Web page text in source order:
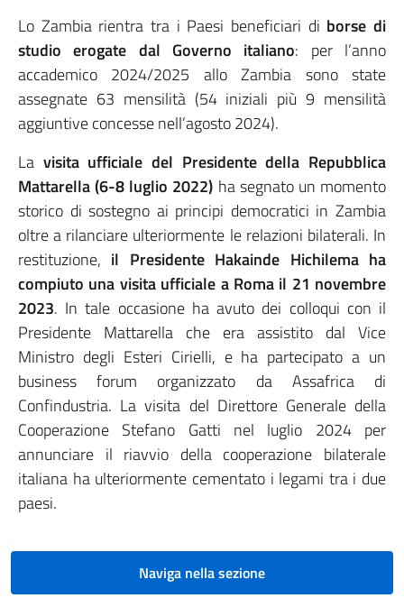
Lo Zambia rientra tra i Paesi beneficiari di borse di
studio erogate dal Governo italiano: per l’anno
accademico 2024/2025 allo Zambia sono state
assegnate 63 mensilità (54 iniziali più 9 mensilità
aggiuntive concesse nell’agosto 2024).
La visita ufficiale del Presidente della Repubblica
Mattarella (6-8 luglio 2022) ha segnato un momento
storico di sostegno ai principi democratici in Zambia
oltre a rilanciare ulteriormente le relazioni bilaterali. In
restituzione, il Presidente Hakainde Hichilema ha
compiuto una visita ufficiale a Roma il 21 novembre
2023. In tale occasione ha avuto dei colloqui con il
Presidente Mattarella che era assistito dal Vice
Ministro degli Esteri Cirielli, e ha partecipato a un
business forum organizzato da Assafrica di
Confindustria. La visita del Direttore Generale della
Cooperazione Stefano Gatti nel luglio 2024 per
annunciare il riavvio della cooperazione bilaterale
italiana ha ulteriormente cementato i legami tra i due
paesi.
Naviga nella sezione